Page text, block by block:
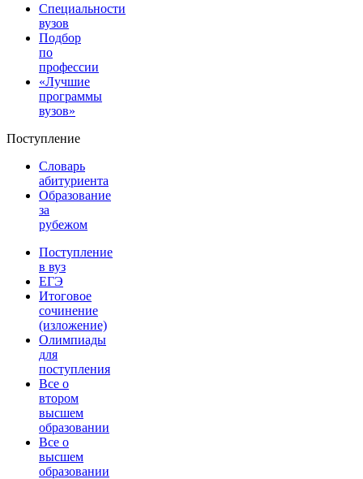
Специальности
вузов
Подбор
по
профессии
«Лучшие
программы
вузов»
Поступление
Словарь
абитуриента
Образование
за
рубежом
Поступление
в вуз
ЕГЭ
Итоговое
сочинение
(изложение)
Олимпиады
для
поступления
Все о
втором
высшем
образовании
Все о
высшем
образовании